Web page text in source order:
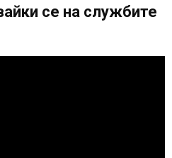
се на службите